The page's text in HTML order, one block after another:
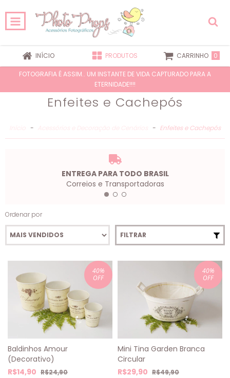
INÍCIO PRODUTOS CARRINHO 0
FOTOGRAFIA É ASSIM.. UM INSTANTE DE VIDA CAPTURADO PARA A
ETERNIDADE!!!!
Enfeites e Cachepós
- - Enfeites e Cachepós
ENTREGA PARA TODO BRASIL
Correios e Transportadoras
Ordenar por
FILTRAR
40%
OFF
Baldinhos Amour
(Decorativo)
R$14,90 R$24,90
40%
OFF
Mini Tina Garden Branca
Circular
R$29,90 R$49,90